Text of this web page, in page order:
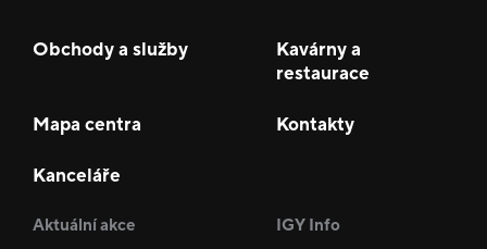
Obchody a služby
Kavárny a
restaurace
Mapa centra Kontakty
Kanceláře
Aktuální akce IGY Info